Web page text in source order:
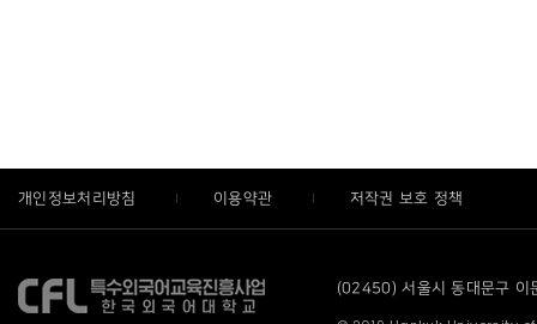
개인정보처리방침 이용약관 저작권 보호 정책
(02450) 서울시 동대문구